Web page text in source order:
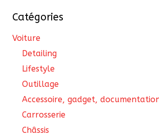
Catégories
Voiture
Detailing
Lifestyle
Outillage
Accessoire, gadget,
Carrosserie
Châssis